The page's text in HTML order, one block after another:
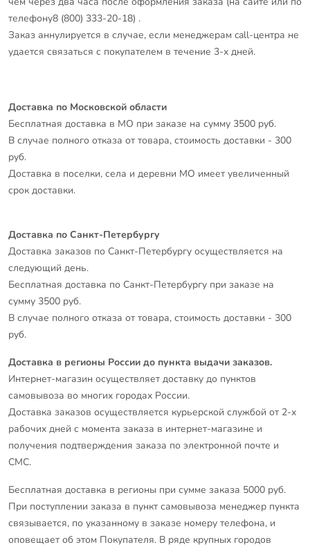
телефону8 (800) 333-20-18) .
Заказ аннулируется в случае, если менеджерам call-центра не
удается связаться с покупателем в течение 3-х дней.
Доставка по Московской области
Бесплатная доставка в МО при заказе на сумму 3500 руб.
В случае полного отказа от товара, стоимость доставки - 300
руб.
Доставка в поселки, села и деревни МО имеет увеличенный
срок доставки.
Доставка по Санкт-Петербургу
Доставка заказов по Санкт-Петербургу осуществляется на
следующий день.
Бесплатная доставка по Санкт-Петербургу при заказе на
сумму 3500 руб.
В случае полного отказа от товара, стоимость доставки - 300
руб.
Доставка в регионы России до пункта выдачи заказов.
Интернет-магазин осуществляет доставку до пунктов
самовывоза во многих городах России.
Доставка заказов осуществляется курьерской службой от 2-х
рабочих дней с момента заказа в интернет-магазине и
получения подтверждения заказа по электронной почте и
СМС.
Бесплатная доставка в регионы при сумме заказа 5000 руб.
При поступлении заказа в пункт самовывоза менеджер пункта
связывается, по указанному в заказе номеру телефона, и
оповещает об этом Покупателя. В ряде крупных городов